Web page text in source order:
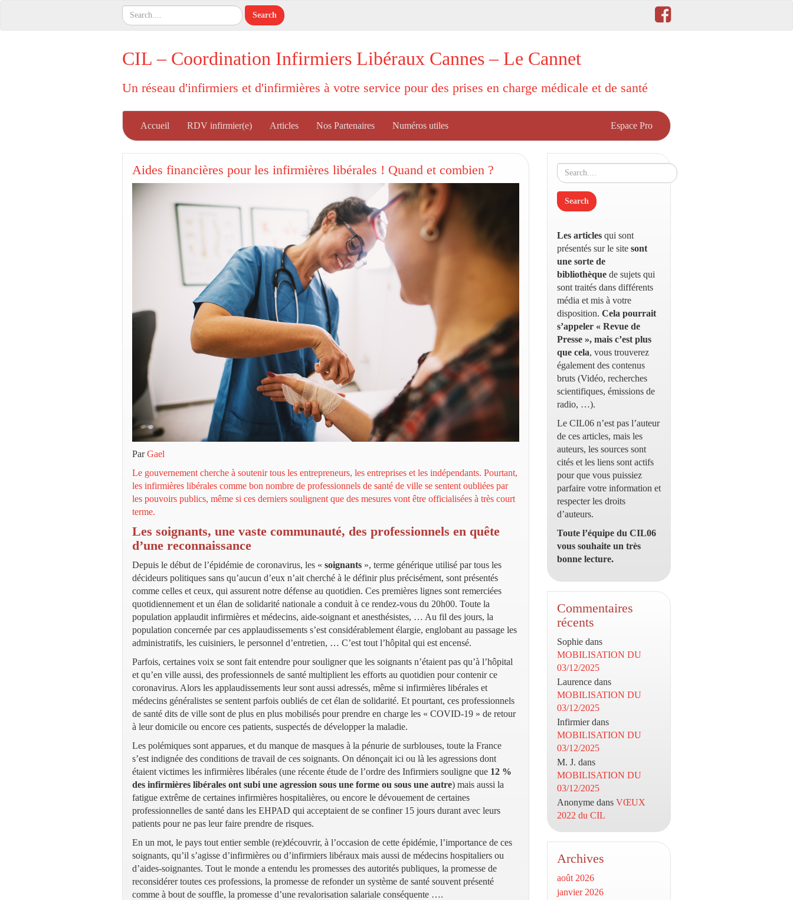
CIL – Coordination Infirmiers Libéraux Cannes – Le Cannet
Un réseau d'infirmiers et d'infirmières à votre service pour des prises en charge médicale et de santé
Accueil RDV infirmier(e) Articles Nos Partenaires Numéros utiles Espace Pro
Aides financières pour les infirmières libérales ! Quand et combien ?
ParGael
Le gouvernement cherche à soutenir tous les entrepreneurs, les entreprises et les indépendants. Pourtant,
les infirmières libérales comme bon nombre de professionnels de santé de ville se sentent oubliées par
les pouvoirs publics, même si ces derniers soulignent que des mesures vont être officialisées à très court
terme.
Les soignants, une vaste communauté, des professionnels en quête
d’une reconnaissance
Depuis le début de l’épidémie de coronavirus, les « soignants », terme générique utilisé par tous les
décideurs politiques sans qu’aucun d’eux n’ait cherché à le définir plus précisément, sont présentés
comme celles et ceux, qui assurent notre défense au quotidien. Ces premières lignes sont remerciées
quotidiennement et un élan de solidarité nationale a conduit à ce rendez-vous du 20h00. Toute la
population applaudit infirmières et médecins, aide-soignant et anesthésistes, … Au fil des jours, la
population concernée par ces applaudissements s’est considérablement élargie, englobant au passage les
administratifs, les cuisiniers, le personnel d’entretien, … C’est tout l’hôpital qui est encensé.
Parfois, certaines voix se sont fait entendre pour souligner que les soignants n’étaient pas qu’à l’hôpital
et qu’en ville aussi, des professionnels de santé multiplient les efforts au quotidien pour contenir ce
coronavirus. Alors les applaudissements leur sont aussi adressés, même si infirmières libérales et
médecins généralistes se sentent parfois oubliés de cet élan de solidarité. Et pourtant, ces professionnels
de santé dits de ville sont de plus en plus mobilisés pour prendre en charge les « COVID-19 » de retour
à leur domicile ou encore ces patients, suspectés de développer la maladie.
Les polémiques sont apparues, et du manque de masques à la pénurie de surblouses, toute la France
s’est indignée des conditions de travail de ces soignants. On dénonçait ici ou là les agressions dont
étaient victimes les infirmières libérales (une récente étude de l’ordre des Infirmiers souligne que 12 %
des infirmières libérales ont subi une agression sous une forme ou sous une autre) mais aussi la
fatigue extrême de certaines infirmières hospitalières, ou encore le dévouement de certaines
professionnelles de santé dans les EHPAD qui acceptaient de se confiner 15 jours durant avec leurs
patients pour ne pas leur faire prendre de risques.
En un mot, le pays tout entier semble (re)découvrir, à l’occasion de cette épidémie, l’importance de ces
soignants, qu’il s’agisse d’infirmières ou d’infirmiers libéraux mais aussi de médecins hospitaliers ou
d’aides-soignantes. Tout le monde a entendu les promesses des autorités publiques, la promesse de
reconsidérer toutes ces professions, la promesse de refonder un système de santé souvent présenté
comme à bout de souffle, la promesse d’une revalorisation salariale conséquente ….
Les articles qui sont
présentés sur le site sont
une sorte de
bibliothèque de sujets qui
sont traités dans différents
média et mis à votre
disposition. Cela pourrait
s’appeler « Revue de
Presse », mais c’est plus
que cela, vous trouverez
également des contenus
bruts (Vidéo, recherches
scientifiques, émissions de
radio, …).
Le CIL06 n’est pas l’auteur
de ces articles, mais les
auteurs, les sources sont
cités et les liens sont actifs
pour que vous puissiez
parfaire votre information et
respecter les droits
d’auteurs.
Toute l’équipe du CIL06
vous souhaite un très
bonne lecture.
Commentaires
récents
Sophie dans
MOBILISATION DU
03/12/2025
Laurence dans
MOBILISATION DU
03/12/2025
Infirmierdans
MOBILISATION DU
03/12/2025
M. J. dans
MOBILISATION DU
03/12/2025
Anonyme dans VŒUX
2022 du CIL
Archives
août 2026
janvier 2026